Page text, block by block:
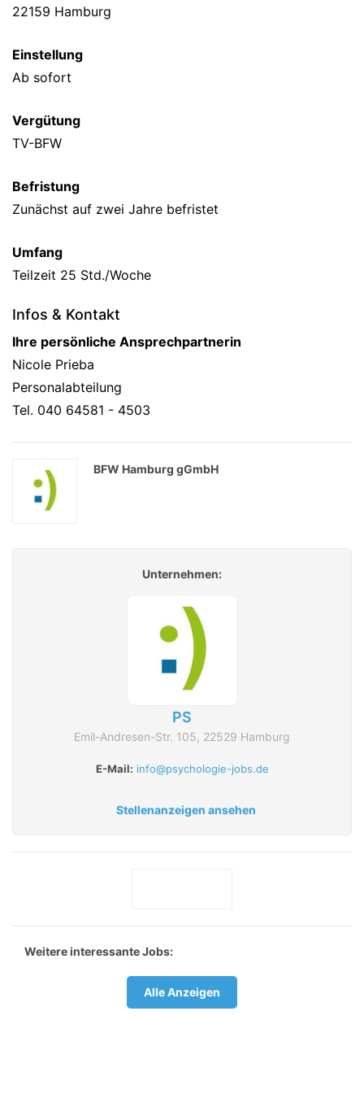
22159 Hamburg
Einstellung
Ab sofort
Vergütung
TV-BFW
Befristung
Zunächst auf zwei Jahre befristet
Umfang
Teilzeit 25 Std./Woche
Infos & Kontakt
Ihre persönliche Ansprechpartnerin
Nicole Prieba
Personalabteilung
Tel. 040 64581 - 4503
BFW Hamburg gGmbH
Unternehmen:
PS
Emil-Andresen-Str. 105, 22529 Hamburg
E-Mail: info@psychologie-jobs.de
Stellenanzeigen ansehen
Weitere interessante Jobs:
Alle Anzeigen